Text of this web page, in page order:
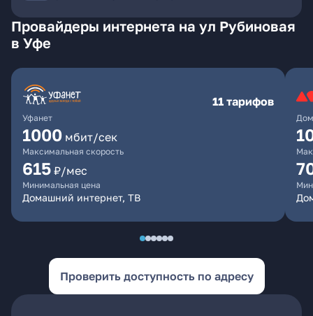
Провайдеры интернета на ул Рубиновая
в Уфе
Уфанет
11 тарифов
1000 мбит/сек
Максимальная скорость
615 ₽/мес
Минимальная цена
Домашний интернет, ТВ
Проверить доступность по адресу